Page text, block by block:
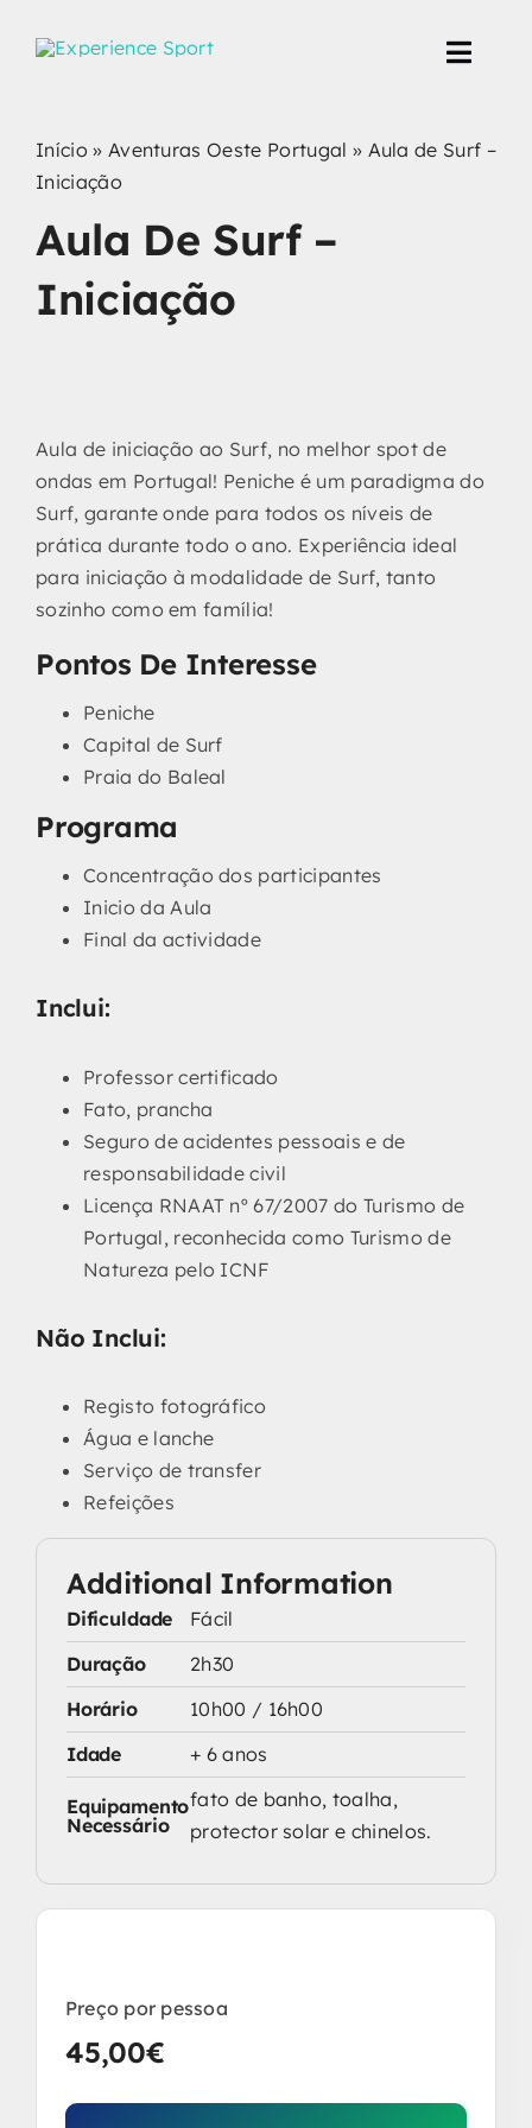
Projetos
Início » Aventuras Oeste Portugal » Aula de Surf –
Iniciação
Aula De Surf –
Iniciação
Aula de iniciação ao Surf, no melhor spot de
ondas em Portugal! Peniche é um paradigma do
Surf, garante onde para todos os níveis de
prática durante todo o ano. Experiência ideal
para iniciação à modalidade de Surf, tanto
sozinho como em família!
Pontos De Interesse
Peniche
Capital de Surf
Praia do Baleal
Programa
Concentração dos participantes
Inicio da Aula
Final da actividade
Inclui:
Professor certificado
Fato, prancha
Seguro de acidentes pessoais e de
responsabilidade civil
Licença RNAAT nº 67/2007 do Turismo de
Portugal, reconhecida como Turismo de
Natureza pelo ICNF
Não Inclui:
Registo fotográfico
Água e lanche
Serviço de transfer
Refeições
Additional Information
Dificuldade
Fácil
Duração
2h30
Horário
10h00 / 16h00
Idade
+ 6 anos
Equipamento
Necessário
fato de banho, toalha,
protector solar e chinelos.
Preço por pessoa
45,00€